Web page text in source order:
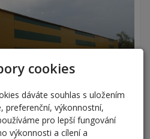
cookies
dáváte souhlas s uložením
preferenční, výkonnostní,
pro lepší fungování
výkonnosti a cílení a